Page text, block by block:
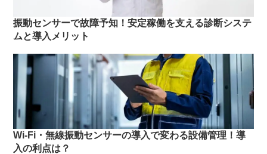
振動センサーで故障予知！安定稼働を支える診断システ
ムと導入メリット
Wi-Fi・無線振動センサーの導入で変わる設備管理！導
入の利点は？